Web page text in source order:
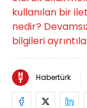
kullanılan bir
nedir?
bilgileri
Habertürk